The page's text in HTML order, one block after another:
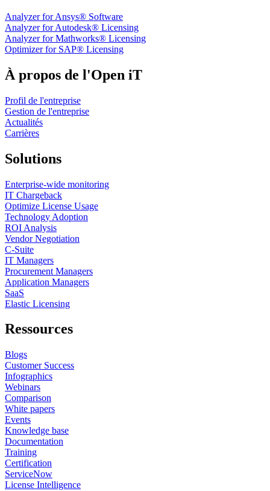
Analyzer for Ansys® Software
Analyzer for Autodesk® Licensing
Analyzer for Mathworks® Licensing
Optimizer for SAP® Licensing
À propos de l'Open iT
Profil de l'entreprise
Gestion de l'entreprise
Actualités
Carrières
Solutions
Enterprise-wide monitoring
IT Chargeback
Optimize License Usage
Technology Adoption
ROI Analysis
Vendor Negotiation
C-Suite
IT Managers
Procurement Managers
Application Managers
SaaS
Elastic Licensing
Ressources
Blogs
Customer Success
Infographics
Webinars
Comparison
White papers
Events
Knowledge base
Documentation
Training
Certification
ServiceNow
License Intelligence